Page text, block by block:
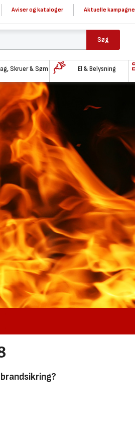
Aviser og kataloger Aktuelle kampagne
Søg
Skruer & Søm El & Belysning